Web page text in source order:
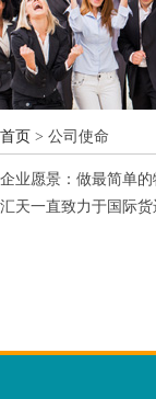
首页 > 公司使命
企业愿景：做最简单
汇天一直致力于国际